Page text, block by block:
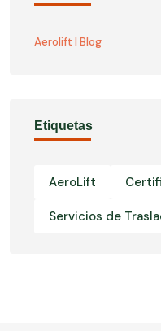
Aerolift | Blog
Etiquetas
AeroLift
Servicios de